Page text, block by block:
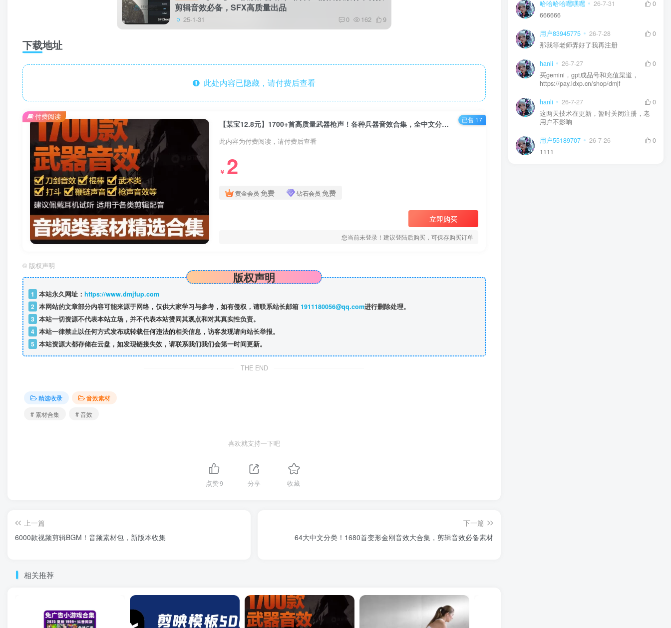
剪辑音效必备，SFX高质量出品
25-1-31 0 162 9
下载地址
此处内容已隐藏，请付费后查看
【某宝12.8元】1700+首高质量武器枪声！各种兵器音效合集，全中文分类，高品质！
此内容为付费阅读，请付费后查看
￥ 2
黄金会员 免费 钻石会员 免费
立即购买
您当前未登录！建议登陆后购买，可保存购买订单
付费阅读 已售 17
© 版权声明
版权声明
1 本站永久网址： https://www.dmjfup.com
2 本网站的文章部分内容可能来源于网络，仅供大家学习与参考，如有侵权，请联系站长邮箱 1911180056@qq.com进行删除处理。
3 本站一切资源不代表本站立场，并不代表本站赞同其观点和对其真实性负责。
4 本站一律禁止以任何方式发布或转载任何违法的相关信息，访客发现请向站长举报。
5 本站资源大都存储在云盘，如发现链接失效，请联系我们我们会第一时间更新。
THE END
精选收录
音效素材
# 素材合集
# 音效
喜欢就支持一下吧
点赞9 分享 收藏
上一篇
6000款视频剪辑BGM！音频素材包，新版本收集
下一篇
64大中文分类！1680首变形金刚音效大合集，剪辑音效必备素材
相关推荐
哈哈哈哈嘿嘿嘿 26-7-31
0
666666
用户83945775 26-7-28
0
那我等老师弄好了我再注册
hanli 26-7-27
0
买gemini，gpt成品号和充值渠道，
https://pay.ldxp.cn/shop/dmjf
hanli 26-7-27
0
这两天技术在更新，暂时关闭注册，老
用户不影响
用户55189707 26-7-26
0
1111